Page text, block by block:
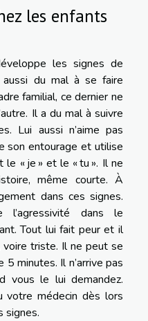
les enfants
les signes de
aussi du mal à se faire
familial, ce dernier ne
Il a du mal à suivre
Lui aussi n’aime pas
son entourage et utilise
« je » et le « tu ». Il ne
même courte. À
dans ces signes.
l’agressivité dans le
Tout lui fait peur et il
triste. Il ne peut se
minutes. Il n’arrive pas
vous le lui demandez.
votre médecin dès lors
signes.